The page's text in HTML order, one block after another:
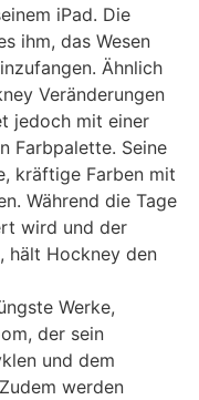
iPad. Die
ihm, das Wesen
Ähnlich
Veränderungen
jedoch mit einer
Farbpalette. Seine
kräftige Farben mit
Während die Tage
wird und der
hält Hockney den
Werke,
der sein
und dem
werden